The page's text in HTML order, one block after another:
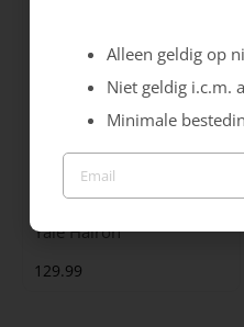
Maruti
Yale Hairon
129.99
Alleen geldig op
Niet geldig i.c.m.
Minimale